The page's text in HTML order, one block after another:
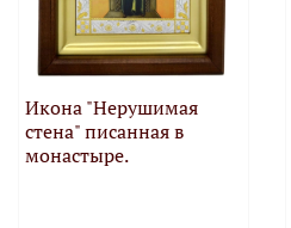
Икона "Нерушимая
стена" писанная в
монастыре.